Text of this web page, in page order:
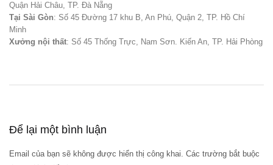
Quận Hải Châu, TP. Đà Nẵng
Tại Sài Gòn: Số 45 Đường 17 khu B, An Phú, Quận 2, TP. Hồ Chí
Minh
Xưởng nội thất: Số 45 Thống Trực, Nam Sơn. Kiến An, TP. Hải Phòng
Để lại một bình luận
Email của bạn sẽ không được hiển thị công khai. Các trường bắt buộc